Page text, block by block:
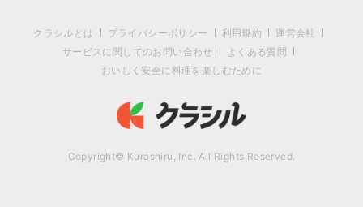
クラシルとは プライバシーポリシー 利用規約
運営会社
サービスに関してのお問い合わせ
よくある質問
おいしく安全に料理を楽しむために
Copyright© Kurashiru, Inc. All Rights Reserved.